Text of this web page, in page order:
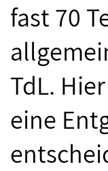
fast 70
TdL.
eine